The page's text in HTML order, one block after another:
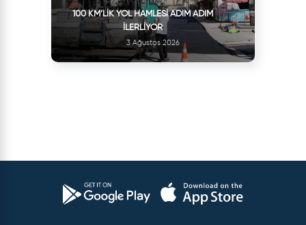
100 KM’LIK YOL HAMLESI ADIM ADIM
İLERLIYOR
3 Ağustos 2026